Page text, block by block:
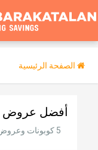
الصفحة الرئيسية
أفضل عروض
5 كوبونات وعروض